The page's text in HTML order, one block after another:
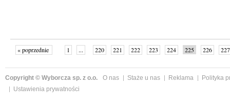
« poprzednie 1 ... 220 221 222 223 224 225 226
227
Copyright © Wyborcza sp. z o.o. O nas Staże u nas Reklama
Polityka
Ustawienia prywatności